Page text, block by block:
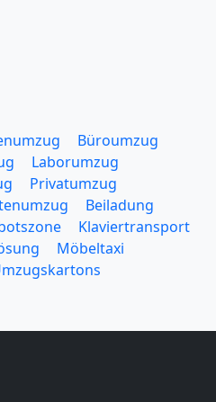
Büroumzug
Laborumzug
Privatumzug
Beiladung
Klaviertransport
Möbeltaxi